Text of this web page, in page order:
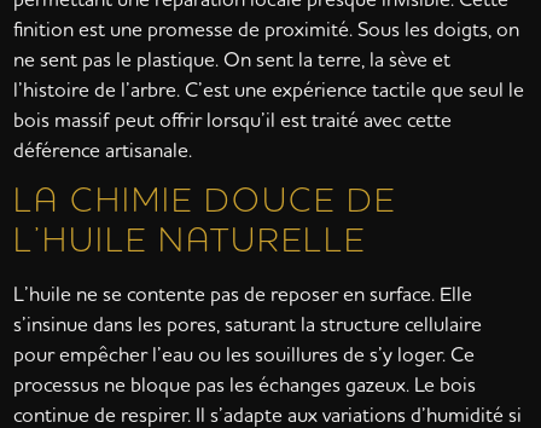
finition est une promesse de proximité. Sous les doigts, on
ne sent pas le plastique. On sent la terre, la sève et
l’histoire de l’arbre. C’est une expérience tactile que seul le
bois massif peut offrir lorsqu’il est traité avec cette
déférence artisanale.
LA CHIMIE DOUCE DE
L’HUILE NATURELLE
L’huile ne se contente pas de reposer en surface. Elle
s’insinue dans les pores, saturant la structure cellulaire
pour empêcher l’eau ou les souillures de s’y loger. Ce
processus ne bloque pas les échanges gazeux. Le bois
continue de respirer. Il s’adapte aux variations d’humidité si